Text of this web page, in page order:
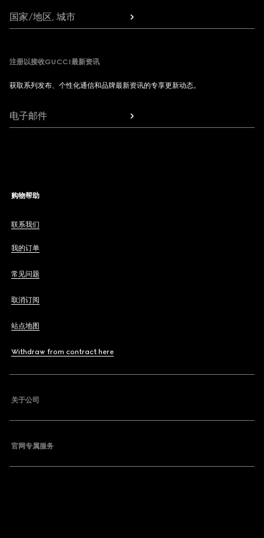
国家/地区, 城市
注册以接收GUCCI最新资讯
获取系列发布、个性化通信和品牌最新资讯的专享更新动态。
电子邮件
购物帮助
联系我们
我的订单
常见问题
取消订阅
站点地图
Withdraw from contract here
关于公司
官网专属服务